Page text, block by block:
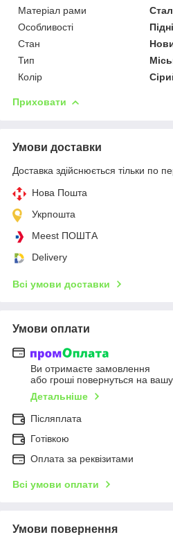
Матеріал рами
Особливості
Стан
Тип
Колір
Приховати
Умови доставки
Доставка здійснюється тільки по
Нова Пошта
Укрпошта
Meest ПОШТА
Delivery
Всі умови доставки
Умови оплати
Ви отримаєте замовлення
або гроші повернуться на вашу
Детальніше
Післяплата
Готівкою
Оплата за реквізитами
Всі умови оплати
Умови повернення